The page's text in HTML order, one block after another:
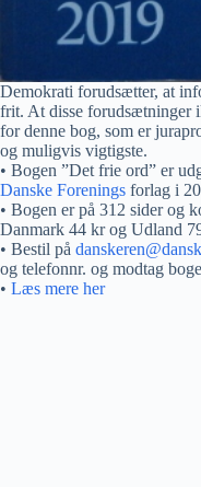
Demokrati forudsætter, at
frit. At disse forudsætninger
for denne bog, som er
og muligvis vigtigste.
• Bogen ”Det frie ord” er
Danske Forenings forlag i
• Bogen er på 312 sider og
Danmark 44 kr og Udland
• Bestil på
og telefonnr. og modtag
• Læs mere her